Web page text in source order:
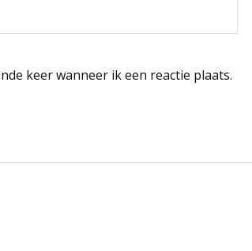
keer wanneer ik een reactie plaats.